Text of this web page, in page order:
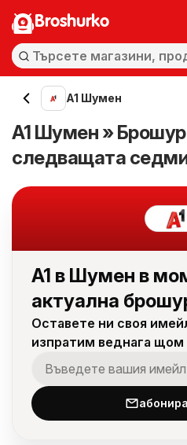
Broshurko
A1 Шумен
A1 Шумен »
следващата
A1 в Шумен в
актуална
Оставете ни своя
изпратим веднага щом